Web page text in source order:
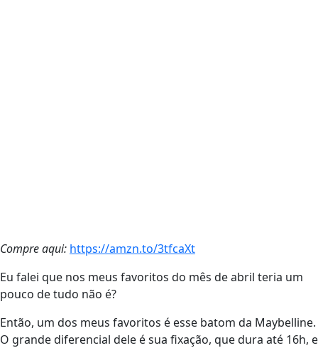
Compre aqui: https://amzn.to/3tfcaXt
Eu falei que nos meus favoritos do mês de abril teria um
pouco de tudo não é?
Então, um dos meus favoritos é esse batom da Maybelline.
O grande diferencial dele é sua fixação, que dura até 16h, e